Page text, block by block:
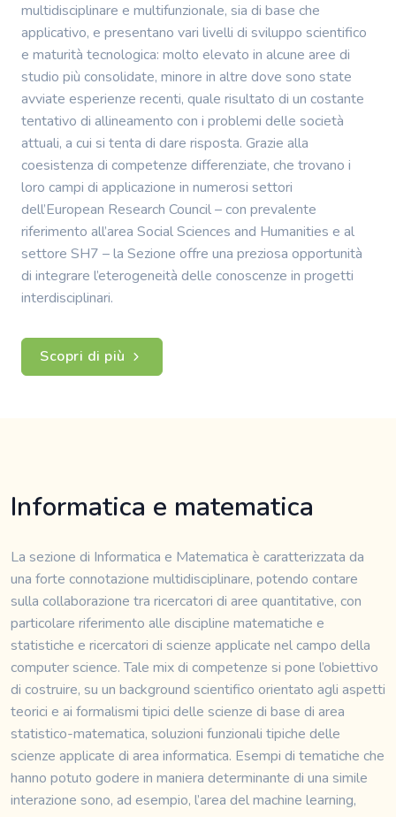
multidisciplinare e multifunzionale, sia di base che
applicativo, e presentano vari livelli di sviluppo scientifico
e maturità tecnologica: molto elevato in alcune aree di
studio più consolidate, minore in altre dove sono state
avviate esperienze recenti, quale risultato di un costante
tentativo di allineamento con i problemi delle società
attuali, a cui si tenta di dare risposta. Grazie alla
coesistenza di competenze differenziate, che trovano i
loro campi di applicazione in numerosi settori
dell’European Research Council – con prevalente
riferimento all’area Social Sciences and Humanities e al
settore SH7 – la Sezione offre una preziosa opportunità
di integrare l’eterogeneità delle conoscenze in progetti
interdisciplinari.
Scopri di più
Informatica e matematica
La sezione di Informatica e Matematica è caratterizzata da
una forte connotazione multidisciplinare, potendo contare
sulla collaborazione tra ricercatori di aree quantitative, con
particolare riferimento alle discipline matematiche e
statistiche e ricercatori di scienze applicate nel campo della
computer science. Tale mix di competenze si pone l’obiettivo
di costruire, su un background scientifico orientato agli aspetti
teorici e ai formalismi tipici delle scienze di base di area
statistico-matematica, soluzioni funzionali tipiche delle
scienze applicate di area informatica. Esempi di tematiche che
hanno potuto godere in maniera determinante di una simile
interazione sono, ad esempio, l’area del machine learning,